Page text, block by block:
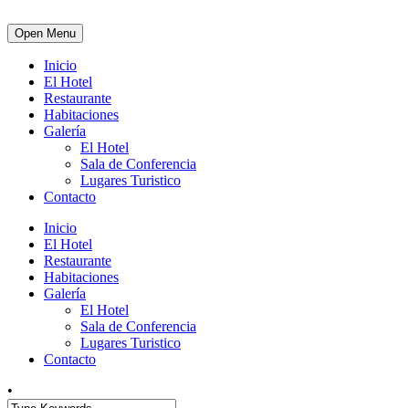
Open Menu
Inicio
El Hotel
Restaurante
Habitaciones
Galería
El Hotel
Sala de Conferencia
Lugares Turistico
Contacto
Inicio
El Hotel
Restaurante
Habitaciones
Galería
El Hotel
Sala de Conferencia
Lugares Turistico
Contacto
•